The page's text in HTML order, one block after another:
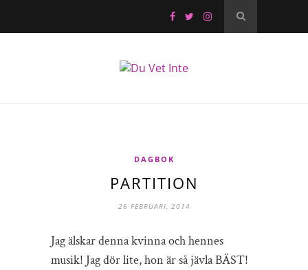
DAGBOK
PARTITION
26 FEBRUARI, 2014
Jag älskar denna kvinna och hennes
musik! Jag dör lite, hon är så jävla BÄST!